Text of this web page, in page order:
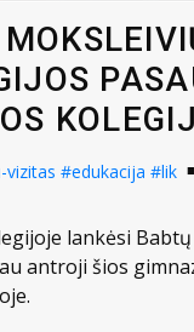
vizitas #edukacija #lik
lankėsi Babtų
antroji šios